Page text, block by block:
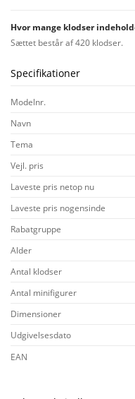
Hvor mange klodser
Sættet består af 420 klodser.
Specifikationer
Modelnr.
Navn
Tema
Vejl. pris
Laveste pris netop nu
Laveste pris nogensinde
Rabatgruppe
Alder
Antal klodser
Antal minifigurer
Dimensioner
Udgivelsesdato
EAN